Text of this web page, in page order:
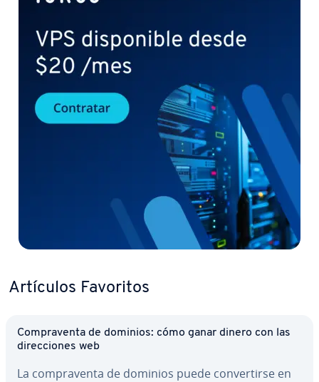
Artículos Favoritos
Co­m­pra­ve­n­ta de dominios: cómo ganar dinero con las
di­re­c­cio­nes web
La co­m­pra­ve­n­ta de dominios puede co­n­ve­r­ti­r­se en